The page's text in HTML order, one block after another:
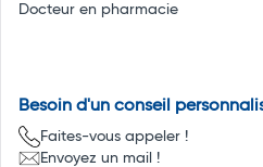
Docteur en pharmacie
Besoin d'un conseil
Faites-vous appeler !
Envoyez un mail !